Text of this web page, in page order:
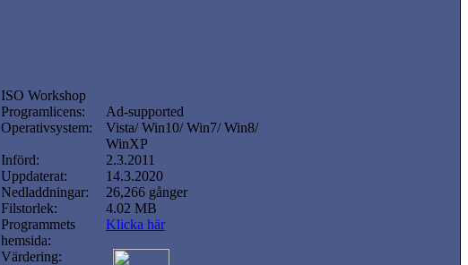
ISO Workshop
Programlicens:
Ad-supported
Operativsystem:
Vista/ Win10/ Win7/ Win8/
WinXP
Införd:
2.3.2011
Uppdaterat:
14.3.2020
Nedladdningar:
26,266 gånger
Filstorlek:
4.02 MB
Programmets
hemsida:
Klicka här
Värdering: